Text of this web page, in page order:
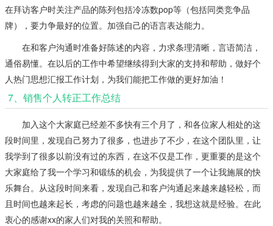
在拜访客户时关注产品的陈列包括冷冻数pop等（包括同类竞争品
牌），要力争最好的位置。加强自己的语言表达能力。
在和客户沟通时准备好陈述的内容，力求条理清晰，言语简洁，
通俗易懂。在以后的工作中希望继续得到大家的支持和帮助，做好个
人热门思想汇报工作计划，为我们能把工作做的更好加油！
7、销售个人转正工作总结
加入这个大家庭已经差不多快有三个月了，和各位家人相处的这
段时间里，发现自己努力了很多，也进步了不少，在这个团队里，让
我学到了很多以前没有过的东西，在这不仅是工作，更重要的是这个
大家庭给了我一个学习和锻练的机会，为我提供了一个让我施展的快
乐舞台。从这段时间来看，发现自己和客户沟通起来越来越轻松，而
且时间也越来起长，考虑的问题也越来越全，我想这就是经验。在此
衷心的感谢xx的家人们对我的关照和帮助。